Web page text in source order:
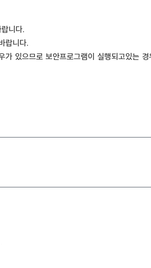
니다.
랍니다.
있으므로 보안프로그램이 실행되고있는